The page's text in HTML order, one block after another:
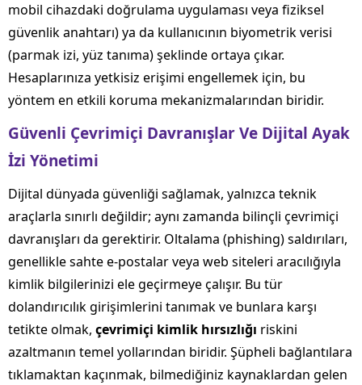
mobil cihazdaki doğrulama uygulaması veya fiziksel
güvenlik anahtarı) ya da kullanıcının biyometrik verisi
(parmak izi, yüz tanıma) şeklinde ortaya çıkar.
Hesaplarınıza yetkisiz erişimi engellemek için, bu
yöntem en etkili koruma mekanizmalarından biridir.
Güvenli Çevrimiçi Davranışlar Ve Dijital Ayak
İzi Yönetimi
Dijital dünyada güvenliği sağlamak, yalnızca teknik
araçlarla sınırlı değildir; aynı zamanda bilinçli çevrimiçi
davranışları da gerektirir. Oltalama (phishing) saldırıları,
genellikle sahte e-postalar veya web siteleri aracılığıyla
kimlik bilgilerinizi ele geçirmeye çalışır. Bu tür
dolandırıcılık girişimlerini tanımak ve bunlara karşı
tetikte olmak, çevrimiçi kimlik hırsızlığı riskini
azaltmanın temel yollarından biridir. Şüpheli bağlantılara
tıklamaktan kaçınmak, bilmediğiniz kaynaklardan gelen